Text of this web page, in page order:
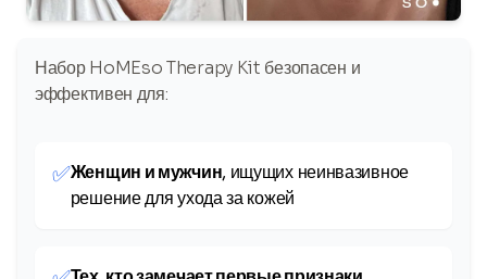
Набор HoMEso Therapy Kit безопасен и
эффективен для:
✅Женщин и мужчин, ищущих неинвазивное
решение для ухода за кожей